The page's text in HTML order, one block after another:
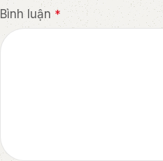
Bình luận *